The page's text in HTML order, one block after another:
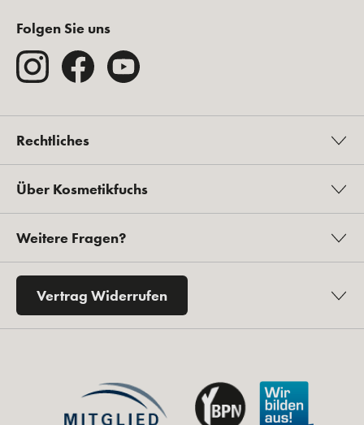
Folgen Sie uns
Rechtliches
Über Kosmetikfuchs
Weitere Fragen?
Vertrag Widerrufen